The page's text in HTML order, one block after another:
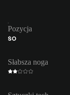
Pozycja
ŚO
Słabsza noga